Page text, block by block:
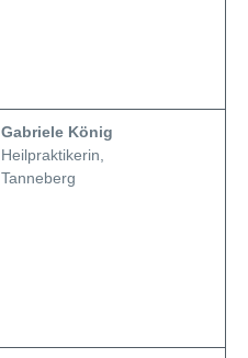
Gabriele König
Heilpraktikerin,
Tanneberg